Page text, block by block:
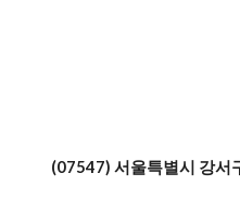
(07547) 서울특별시 강서